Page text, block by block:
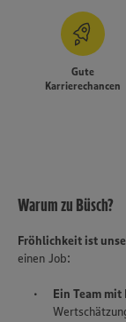
ein
Gute
Karrierechancen
Warum zu Büsch?
Fröhlichkeit ist
einen Job:
Ein Team mit